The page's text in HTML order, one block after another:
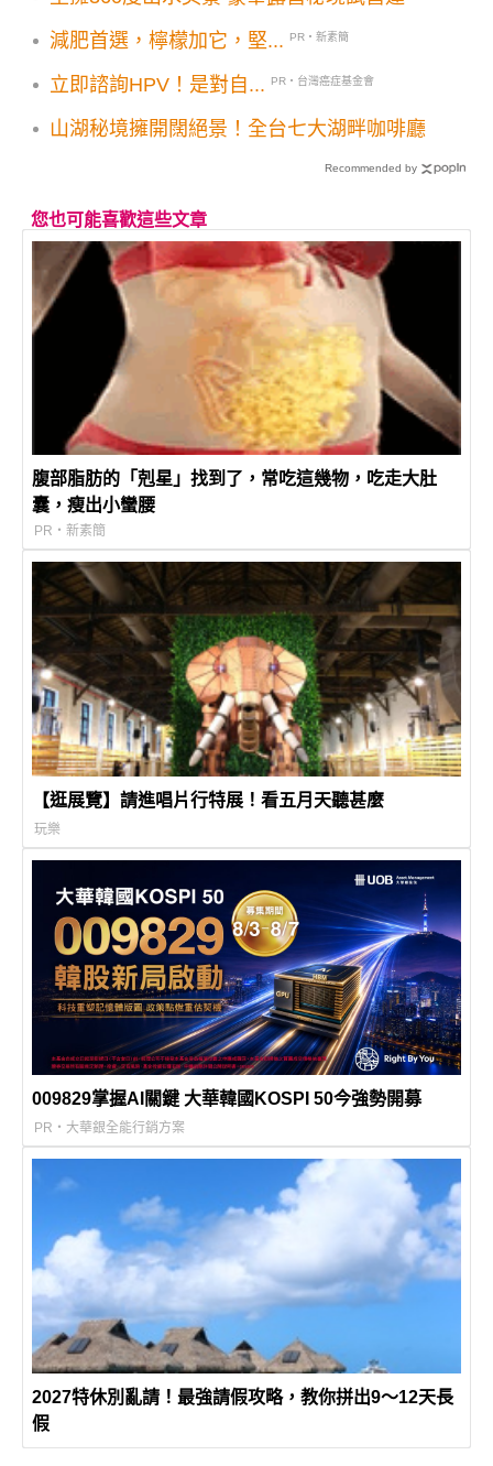
減肥首選，檸檬加它，堅...
PR・新素簡
立即諮詢HPV！是對自... PR・台灣癌症基金會
山湖秘境擁開闊絕景！全台七大湖畔咖啡廳
Recommended by
您也可能喜歡這些文章
腹部脂肪的「剋星」找到了，常吃這幾物，吃走大肚
囊，瘦出小蠻腰
PR・新素簡
【逛展覽】請進唱片行特展！看五月天聽甚麼
玩樂
009829掌握AI關鍵 大華韓國KOSPI 50今強勢開募
PR・大華銀全能行銷方案
2027特休別亂請！最強請假攻略，教你拼出9～12天長
假